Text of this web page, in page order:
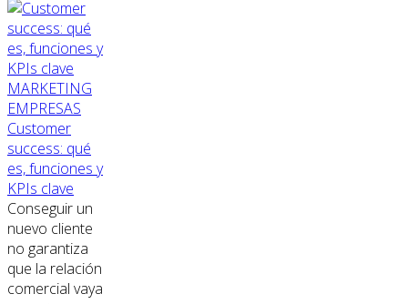
MARKETING
EMPRESAS
Customer
success: qué
es, funciones y
KPIs clave
Conseguir un
nuevo cliente
no garantiza
que la relación
comercial vaya